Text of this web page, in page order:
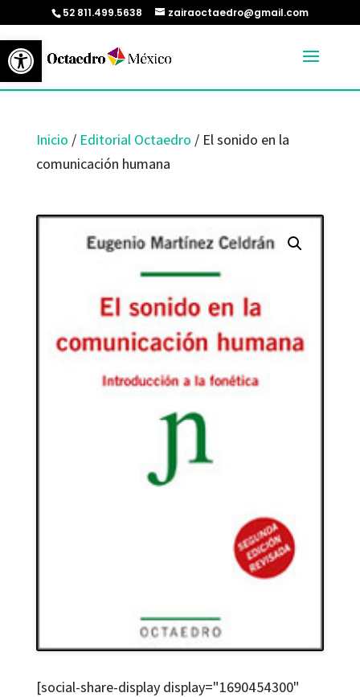
Abrir barra de herramientas
52 811.499.5638 zairaoctaedro@gmail.com
Inicio / Editorial Octaedro / El sonido en la
comunicación humana
[social-share-display display="1690454300"